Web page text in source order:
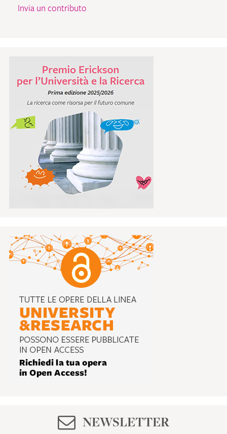
Invia un contributo
NEWSLETTER